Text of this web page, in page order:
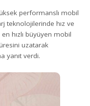
performanslı mobil
teknolojilerinde hız ve
hızlı büyüyen mobil
uzatarak
yanıt verdi.